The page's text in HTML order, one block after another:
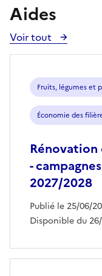
Aides
Voir tout
Voir
toutes
aides
Fruits, légumes et
Économie des
-
2027/2028
Publié le 25/06/
Disponible du